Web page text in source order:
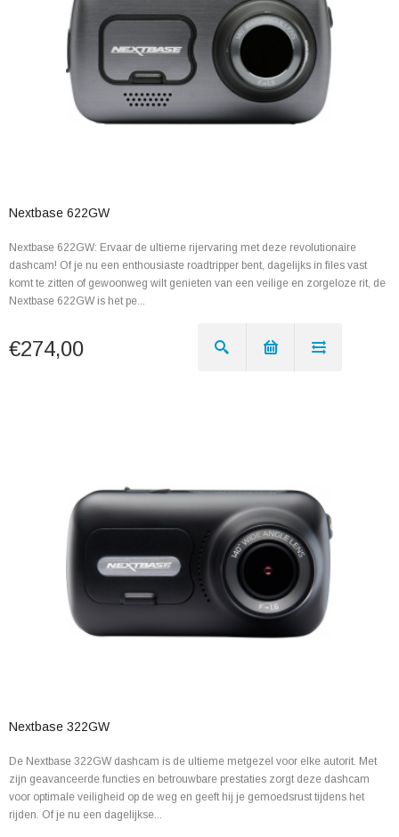
Nextbase 622GW
Nextbase 622GW: Ervaar de ultieme rijervaring met deze revolutionaire
dashcam! Of je nu een enthousiaste roadtripper bent, dagelijks in files vast
komt te zitten of gewoonweg wilt genieten van een veilige en zorgeloze rit, de
Nextbase 622GW is het pe...
€274,00
Nextbase 322GW
De Nextbase 322GW dashcam is de ultieme metgezel voor elke autorit. Met
zijn geavanceerde functies en betrouwbare prestaties zorgt deze dashcam
voor optimale veiligheid op de weg en geeft hij je gemoedsrust tijdens het
rijden. Of je nu een dagelijkse...